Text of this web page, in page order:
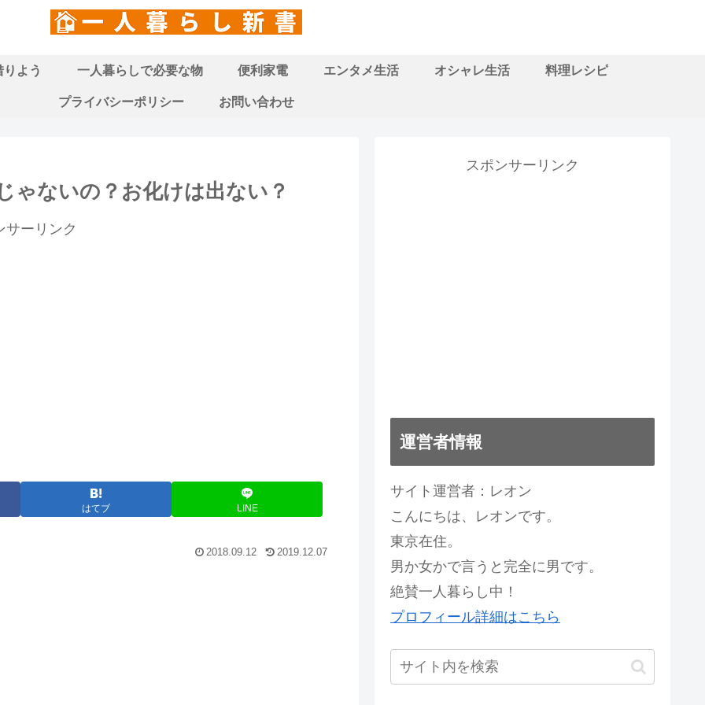
よう 一人暮らしで必要な物 便利家電 エンタメ生活 オシャレ生活 料理レシピ
プライバシーポリシー お問い合わせ
ゃないの？お化けは出ない？
サーリンク
はてブ LINE
2018.09.12 2019.12.07
スポンサーリンク
運営者情報
サイト運営者：レオン
こんにちは、レオンです。
東京在住。
男か女かで言うと完全に男です。
絶賛一人暮らし中！
プロフィール詳細はこちら